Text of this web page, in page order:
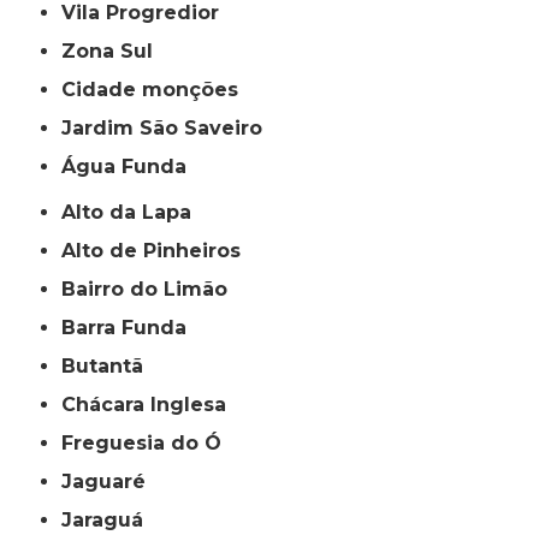
Vila Progredior
Zona Sul
cidade monções
jardim São Saveiro
Água Funda
Alto da Lapa
Alto de Pinheiros
Bairro do Limão
Barra Funda
Butantã
Chácara Inglesa
Freguesia do Ó
Jaguaré
Jaraguá